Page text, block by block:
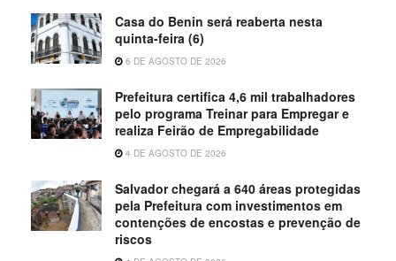
Casa do Benin será reaberta nesta
quinta-feira (6)
6 DE AGOSTO DE 2026
Prefeitura certifica 4,6 mil trabalhadores
pelo programa Treinar para Empregar e
realiza Feirão de Empregabilidade
4 DE AGOSTO DE 2026
Salvador chegará a 640 áreas protegidas
pela Prefeitura com investimentos em
contenções de encostas e prevenção de
riscos